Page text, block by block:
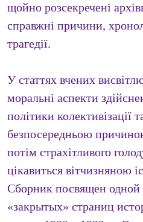
щойно розсекречені
справжні причини,
трагедії.
У статтях вчених
моральні аспекти
політики колективізації
безпосередньою
потім страхітливого
цікавиться вітчизняною
Сборник посвящен одной
«закрытых» страниц